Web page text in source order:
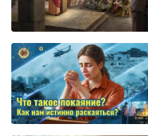
Иисус есть Христос,
распят вниз головой
видно, что у Петра
заслуживали
Господа и Его